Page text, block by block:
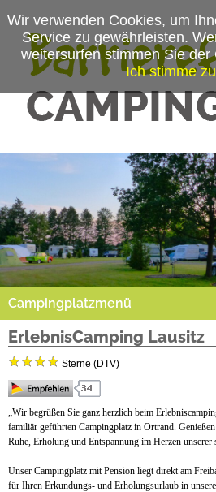
Campingplatzmenü
Platzdaten
Stellplätze
Mietobjekte
Preise & Prospekte
Anfahrt
ErlebnisCamping Lausitz
Sterne (DTV)
„Wir begrüßen Sie ganz herzlich beim
familiär geführten Campingplatz in Ortrand.
Ruhe, Erholung und Entspannung im Herzen unserer
Unser Campingplatz mit Pension liegt direkt am
für Ihren Erkundungs- und Erholungsurlaub in
Wir verwenden Cookies, um
Service zu gewährleisten.
weitersurfen stimmen Sie der
Ich stimme zu